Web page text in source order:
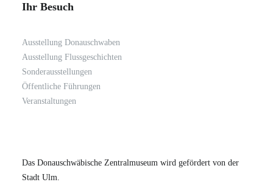
Ihr Besuch
Ausstellung Donauschwaben
Ausstellung Flussgeschichten
Sonderausstellungen
Öffentliche Führungen
Veranstaltungen
Das Donauschwäbische Zentralmuseum wird gefördert von der
Stadt Ulm.